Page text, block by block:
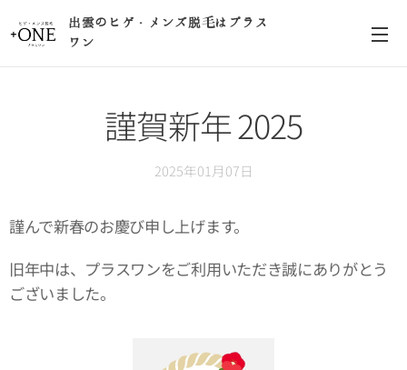
出雲のヒゲ・メンズ脱毛はプラス
ワン
謹賀新年 2025
2025年01月07日
謹んで新春のお慶び申し上げます。
旧年中は、プラスワンをご利用いただき誠にありがとう
ございました。